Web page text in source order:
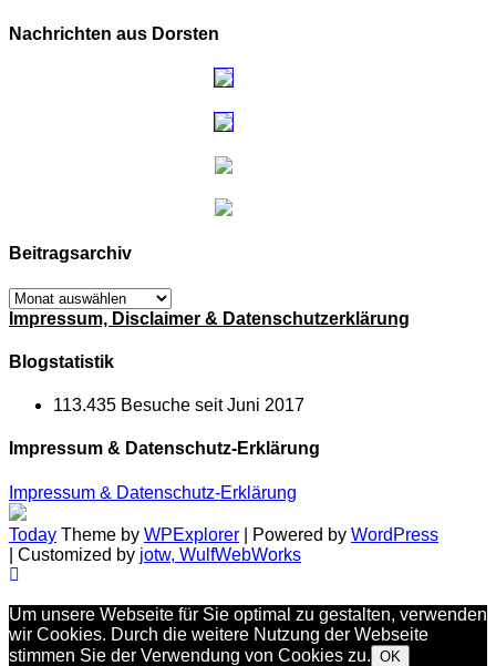
Nachrichten aus Dorsten
Beitragsarchiv
Beitragsarchiv
Impressum, Disclaimer & Datenschutzerklärung
Blogstatistik
113.435 Besuche seit Juni 2017
Impressum & Datenschutz-Erklärung
Impressum & Datenschutz-Erklärung
Today Theme by WPExplorer | Powered by WordPress
| Customized by jotw, WulfWebWorks
Um unsere Webseite für Sie optimal zu gestalten, verwenden
wir Cookies. Durch die weitere Nutzung der Webseite
stimmen Sie der Verwendung von Cookies zu. OK